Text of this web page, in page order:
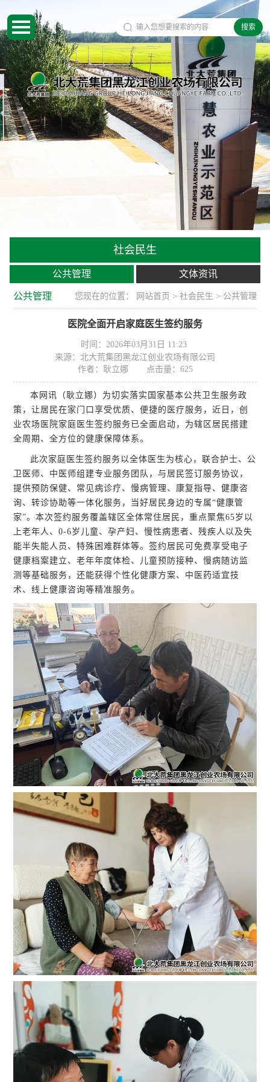
搜索
社会民生
公共管理 文体资讯
公共管理 您现在的位置： 网站首页 > 社会民生 > 公共管理
医院全面开启家庭医生签约服务
时间：2026年03月31日 11:23
来源：北大荒集团黑龙江创业农场有限公司
作者：耿立娜
点击量： 625
本网讯（耿立娜）为切实落实国家基本公共卫生服务政
策，让居民在家门口享受优质、便捷的医疗服务，近日，创
业农场医院家庭医生签约服务已全面启动，为辖区居民搭建
全周期、全方位的健康保障体系。
此次家庭医生签约服务以全体医生为核心，联合护士、公
卫医师、中医师组建专业服务团队，与居民签订服务协议，
提供预防保健、常见病诊疗、慢病管理、康复指导、健康咨
询、转诊协助等一体化服务，当好居民身边的专属“健康管
家”。本次签约服务覆盖辖区全体常住居民，重点聚焦65岁以
上老年人、0-6岁儿童、孕产妇、慢性病患者、残疾人以及失
能半失能人员、特殊困难群体等。签约居民可免费享受电子
健康档案建立、老年年度体检、儿童预防接种、慢病随访监
测等基础服务，还能获得个性化健康方案、中医药适宜技
术、线上健康咨询等精准服务。